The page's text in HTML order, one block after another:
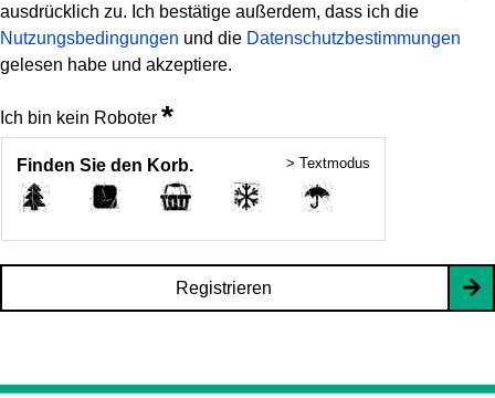
ausdrücklich zu. Ich bestätige außerdem, dass ich die
Nutzungsbedingungen und die Datenschutzbestimmungen
gelesen habe und akzeptiere.
Ich bin kein Roboter *
Finden Sie den Korb. > Textmodus
Registrieren